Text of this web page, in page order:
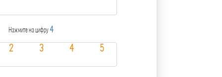
Нажмите на цифру 4